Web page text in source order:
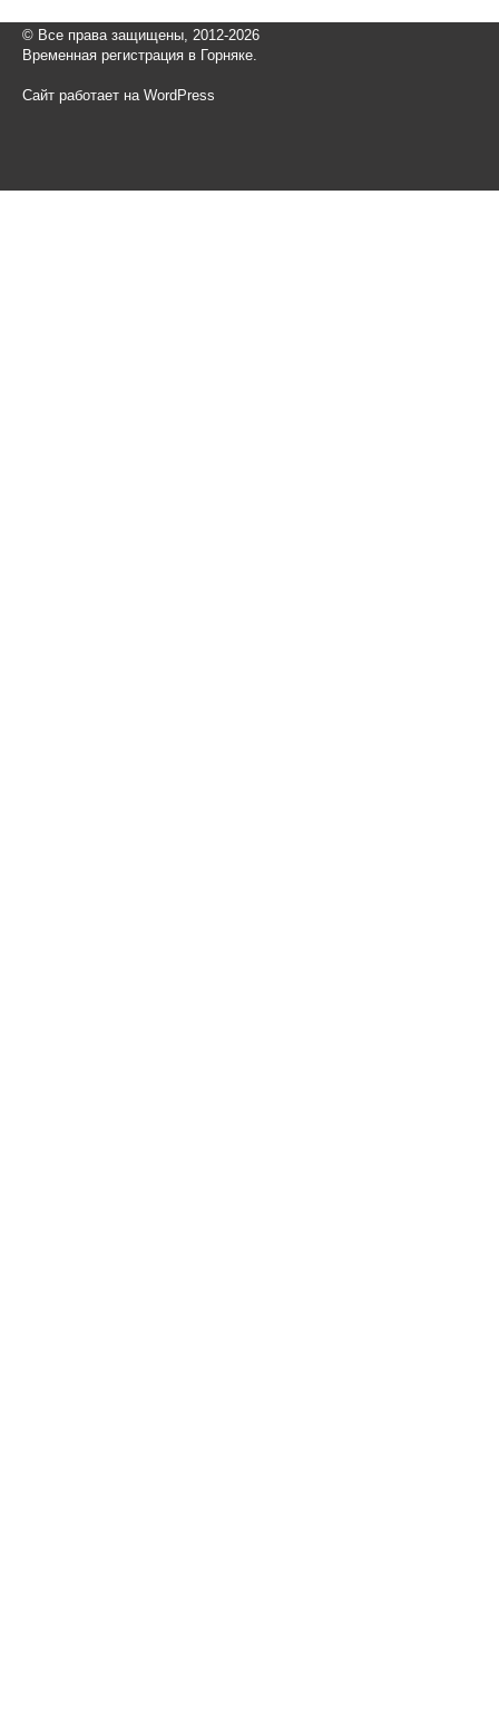
© Все права защищены, 2012-2026
Временная регистрация в Горняке.
Сайт работает на WordPress